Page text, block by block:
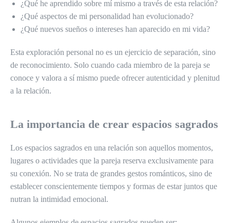
¿Qué he aprendido sobre mí mismo a través de esta relación?
¿Qué aspectos de mi personalidad han evolucionado?
¿Qué nuevos sueños o intereses han aparecido en mi vida?
Esta exploración personal no es un ejercicio de separación, sino
de reconocimiento. Solo cuando cada miembro de la pareja se
conoce y valora a sí mismo puede ofrecer autenticidad y plenitud
a la relación.
La importancia de crear espacios sagrados
Los espacios sagrados en una relación son aquellos momentos,
lugares o actividades que la pareja reserva exclusivamente para
su conexión. No se trata de grandes gestos románticos, sino de
establecer conscientemente tiempos y formas de estar juntos que
nutran la intimidad emocional.